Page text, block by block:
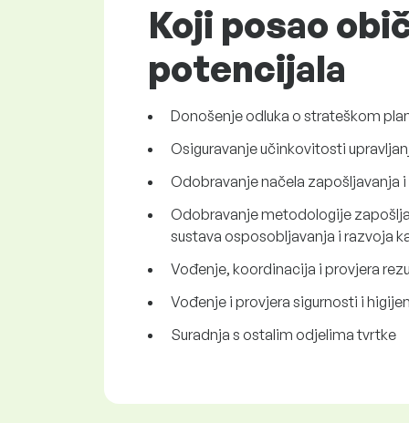
Koji posao
potencijala
Donošenje odluka o strateškom
Osiguravanje učinkovitosti
Odobravanje načela zapošljavanja
Odobravanje metodologije
sustava osposobljavanja i razvoja
Vođenje, koordinacija i provjera
Vođenje i provjera sigurnosti i
Suradnja s ostalim odjelima tvrtke